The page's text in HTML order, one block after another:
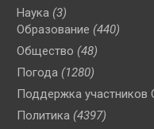
Наука (3)
Образование (440)
Общество (48)
Погода (1280)
Поддержка участников
Политика (4397)